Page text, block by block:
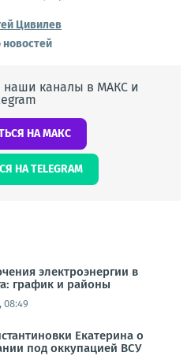
Цивилев
новостей
наши каналы в МАКС и
НА МАКС
НА TELEGRAM
электроэнергии в
график и районы
08:49
Екатерина о
под оккупацией ВСУ